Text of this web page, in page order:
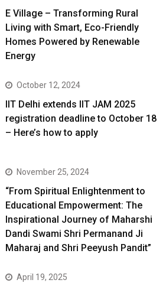
E Village – Transforming Rural
Living with Smart, Eco-Friendly
Homes Powered by Renewable
Energy
October 12, 2024
IIT Delhi extends IIT JAM 2025
registration deadline to October 18
– Here’s how to apply
November 25, 2024
“From Spiritual Enlightenment to
Educational Empowerment: The
Inspirational Journey of Maharshi
Dandi Swami Shri Permanand Ji
Maharaj and Shri Peeyush Pandit”
April 19, 2025